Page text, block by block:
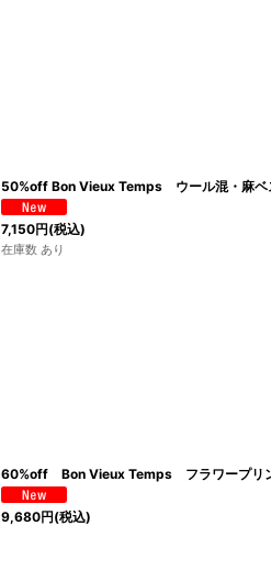
50%off Bon Vieux Temps ウール混・
7,150円(税込)
在庫数 あり
60%off Bon Vieux Temps フラワープ
9,680円(税込)